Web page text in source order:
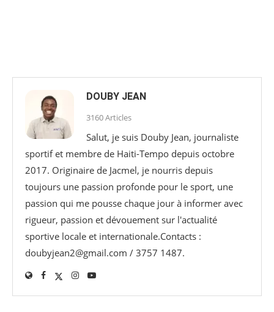
DOUBY JEAN
3160 Articles
Salut, je suis Douby Jean, journaliste
sportif et membre de Haiti-Tempo depuis octobre
2017. Originaire de Jacmel, je nourris depuis
toujours une passion profonde pour le sport, une
passion qui me pousse chaque jour à informer avec
rigueur, passion et dévouement sur l'actualité
sportive locale et internationale.Contacts :
doubyjean2@gmail.com / 3757 1487.